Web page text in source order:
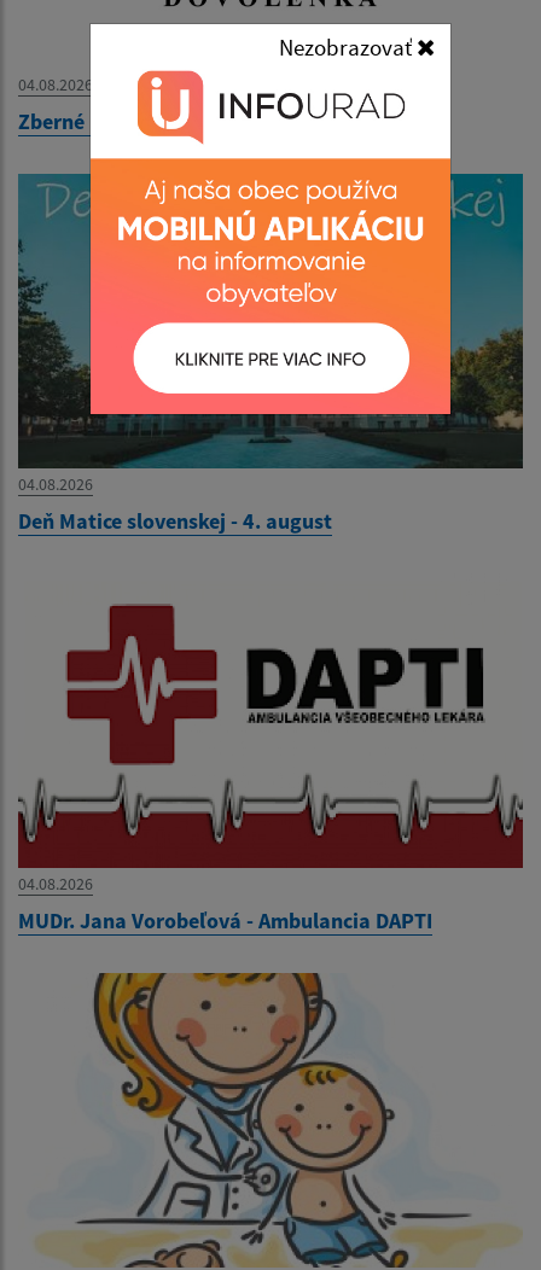
Nezobrazovať
04.08.2026
Zberné miesto - OZNAM
04.08.2026
Deň Matice slovenskej - 4. august
04.08.2026
MUDr. Jana Vorobeľová - Ambulancia DAPTI